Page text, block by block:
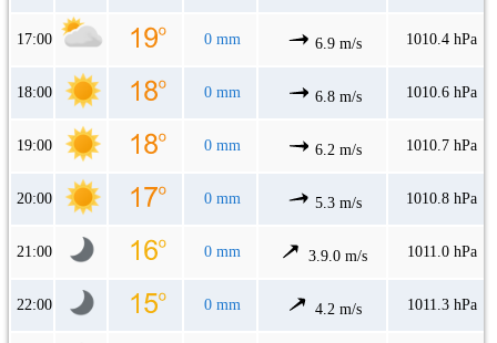
17:00 0 mm 6.9 m/s 1010.4 hPa
18:00 0 mm 6.8 m/s 1010.6 hPa
19:00 0 mm 6.2 m/s 1010.7 hPa
20:00 0 mm 5.3 m/s 1010.8 hPa
21:00 0 mm 3.9.0 m/s 1011.0 hPa
22:00 0 mm 4.2 m/s 1011.3 hPa